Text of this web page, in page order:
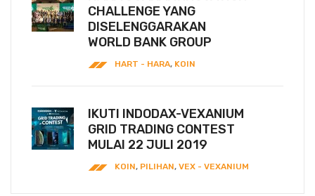
CHALLENGE YANG
DISELENGGARAKAN
WORLD BANK GROUP
HART - HARA, KOIN
IKUTI INDODAX-VEXANIUM
GRID TRADING CONTEST
MULAI 22 JULI 2019
KOIN, PILIHAN, VEX - VEXANIUM